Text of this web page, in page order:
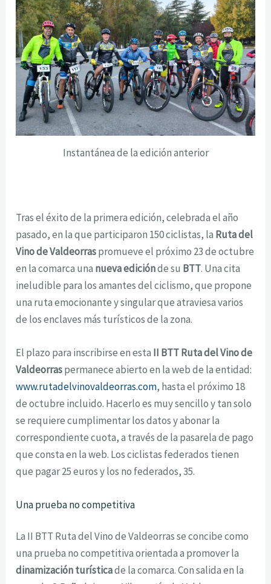
Instantánea de la edición anterior
Tras el éxito de la primera edición, celebrada el año
pasado, en la que participaron 150 ciclistas, la Ruta del
Vino de Valdeorraspromueve el próximo 23 de octubre
en la comarca una nueva ediciónde su BTT. Una cita
ineludible para los amantes del ciclismo, que propone
una ruta emocionante y singular que atraviesa varios
de los enclaves más turísticos de la zona.
El plazo para inscribirse en esta II BTT Ruta del Vino de
Valdeorraspermanece abierto en la web de la entidad:
www.rutadelvinovaldeorras.com, hasta el próximo 18
de octubre incluido. Hacerlo es muy sencillo y tan solo
se requiere cumplimentar los datos y abonar la
correspondiente cuota, a través de la pasarela de pago
que consta en la web. Los ciclistas federados tienen
que pagar 25 euros y los no federados, 35.
Unapruebanocompetitiva
La II BTT Ruta del Vino de Valdeorras se concibe como
una prueba no competitiva orientada a promover la
dinamización turísticade la comarca. Con salida en la